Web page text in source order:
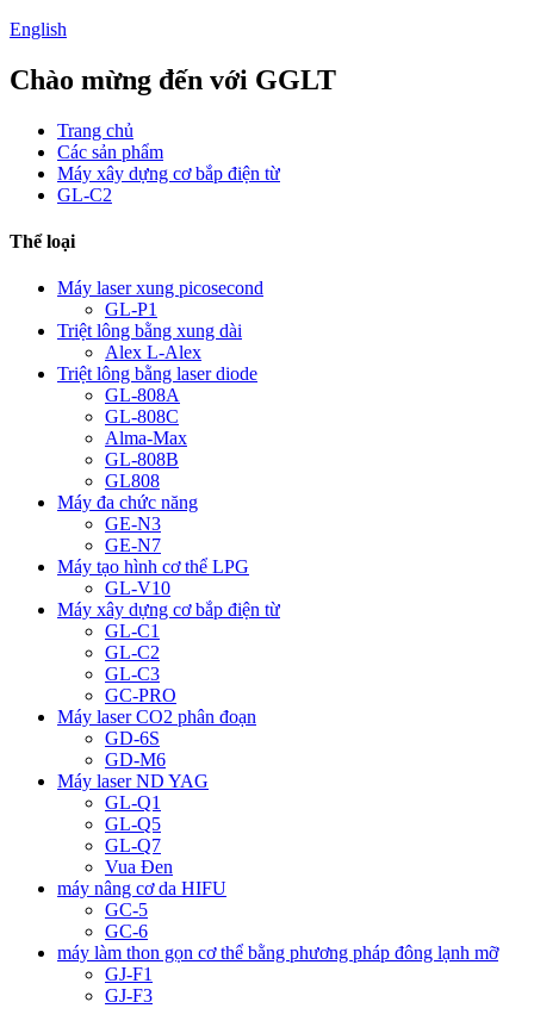
English
Chào mừng đến với GGLT
Trang chủ
Các sản phẩm
Máy xây dựng cơ bắp điện từ
GL-C2
Thể loại
Máy laser xung picosecond
GL-P1
Triệt lông bằng xung dài
Alex L-Alex
Triệt lông bằng laser diode
GL-808A
GL-808C
Alma-Max
GL-808B
GL808
Máy đa chức năng
GE-N3
GE-N7
Máy tạo hình cơ thể LPG
GL-V10
Máy xây dựng cơ bắp điện từ
GL-C1
GL-C2
GL-C3
GC-PRO
Máy laser CO2 phân đoạn
GD-6S
GD-M6
Máy laser ND YAG
GL-Q1
GL-Q5
GL-Q7
Vua Đen
máy nâng cơ da HIFU
GC-5
GC-6
máy làm thon gọn cơ thể bằng phương pháp đông lạnh mỡ
GJ-F1
GJ-F3